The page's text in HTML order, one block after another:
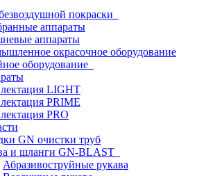
покраски
аппараты
аппараты
окрасочное оборудование
оборудование
LIGHT
PRIME
PRO
GN очистки труб
и шланги GN-BLAST
Абразивоструйные рукава